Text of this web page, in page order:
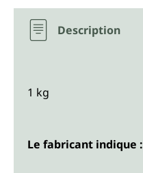
Description
1 kg
Le fabricant indique :